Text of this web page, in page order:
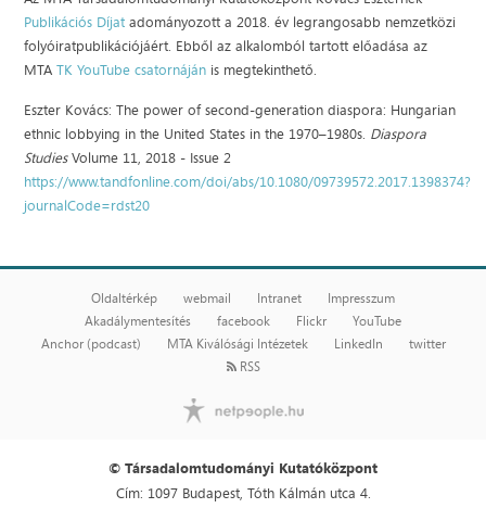
Publikációs Díjatadományozott a 2018. év legrangosabb nemzetközi
folyóiratpublikációjáért. Ebből az alkalomból tartott előadása az
MTATK YouTube csatornáján is megtekinthető.
Eszter Kovács: The power of second-generation diaspora: Hungarian
ethnic lobbying in the United States in the 1970–1980s. Diaspora
StudiesVolume 11, 2018 - Issue 2
https://www.tandfonline.com/doi/abs/10.1080/09739572.2017.1398374?
journalCode=rdst20
Oldaltérkép webmail Intranet
Impresszum
Akadálymentesítés
facebook Flickr
YouTube
Anchor (podcast)
MTA Kiválósági Intézetek LinkedIn
twitter
RSS
© Társadalomtudományi Kutatóközpont
Cím: 1097 Budapest, Tóth Kálmán utca 4.